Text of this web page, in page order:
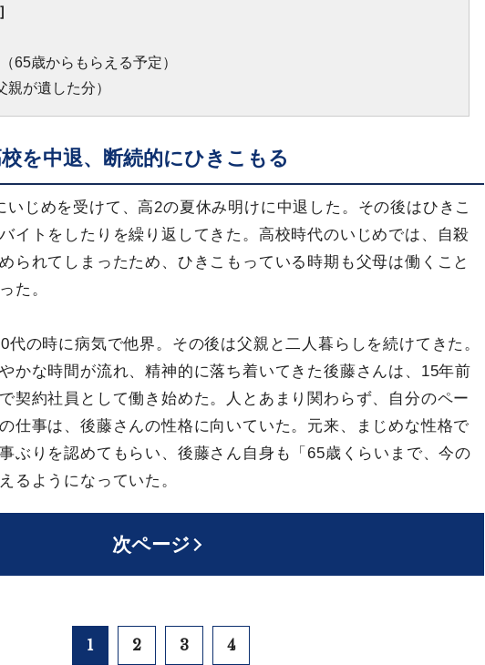
65歳からもらえる予定）
が遺した分）
を中退、断続的にひきこもる
いじめを受けて、高2の夏休み明けに中退した。その後はひきこ
イトをしたりを繰り返してきた。高校時代のいじめでは、自殺
られてしまったため、ひきこもっている時期も父母は働くこと
た。
代の時に病気で他界。その後は父親と二人暮らしを続けてきた。
かな時間が流れ、精神的に落ち着いてきた後藤さんは、15年前
契約社員として働き始めた。人とあまり関わらず、自分のペー
仕事は、後藤さんの性格に向いていた。元来、まじめな性格で
ぶりを認めてもらい、後藤さん自身も「65歳くらいまで、今の
るようになっていた。
次ページ
1 2 3 4